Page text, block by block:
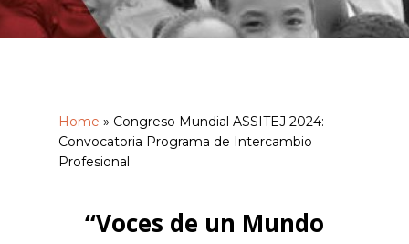
Home » Congreso Mundial ASSITEJ 2024:
Convocatoria Programa de Intercambio
Profesional
“Voces de un Mundo